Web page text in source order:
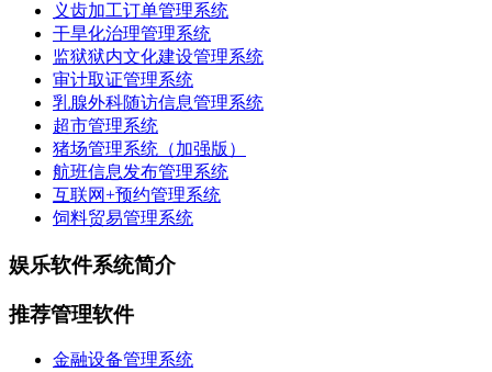
义齿加工订单管理系统
干旱化治理管理系统
监狱狱内文化建设管理系统
审计取证管理系统
乳腺外科随访信息管理系统
超市管理系统
猪场管理系统（加强版）
航班信息发布管理系统
互联网+预约管理系统
饲料贸易管理系统
娱乐软件系统简介
推荐管理软件
金融设备管理系统